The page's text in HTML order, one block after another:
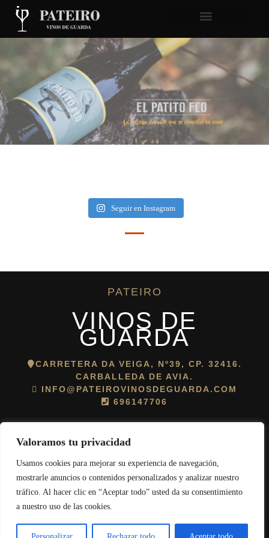
Valoramos tu privacidad
Usamos cookies para mejorar su experiencia de navegación,
mostrarle anuncios o contenidos personalizados y analizar nuestro
tráfico. Al hacer clic en “Aceptar todo” usted da su consentimiento
a nuestro uso de las cookies.
Seguir en Instagram
PATEIRO
VINOS DE
GUARDA
CARRETERA DA VEIGA, Nº39, CP. 32416.
CARBALLEDA DE AVIA.
INFO@PATEIROVINOSDEGUARDA.COM
696147706
Política de cookies||Aviso legal||Política de protección de datos
© 2026 Pateiro Vinos de Guarda. Todos los derechos reservados.